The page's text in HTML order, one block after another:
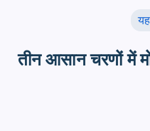
तीन आसान चरणों में